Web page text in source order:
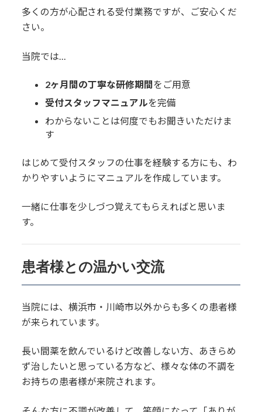
多くの方が心配される受付業務ですが、ご安心くだ
さい。
当院では…
2ヶ月間の丁寧な研修期間 をご用意
受付スタッフマニュアルを完備
わからないことは何度でもお聞きいただけま
す
はじめて受付スタッフの仕事を経験する方にも、わ
かりやすいようにマニュアルを作成しています。
一緒に仕事を少しづつ覚えてもらえればと思いま
す。
患者様との温かい交流
当院には、横浜市・川崎市以外からも多くの患者様
が来られています。
長い間薬を飲んでいるけど改善しない方、あきらめ
ず治したいと思っている方など、様々な体の不調を
お持ちの患者様が来院されます。